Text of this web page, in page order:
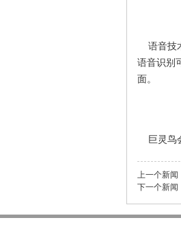
语音技
语音识别
面。
巨灵鸟
上一个新闻
下一个新闻